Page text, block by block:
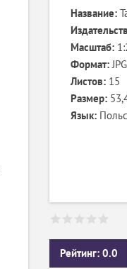
Название:
Масштаб:
Формат:
Листов: 15
Размер:
Язык:
Рейтинг: 0.0